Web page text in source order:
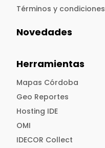
Términos y condiciones
Novedades
Herramientas
Mapas Córdoba
Geo Reportes
Hosting IDE
OMI
IDECOR Collect